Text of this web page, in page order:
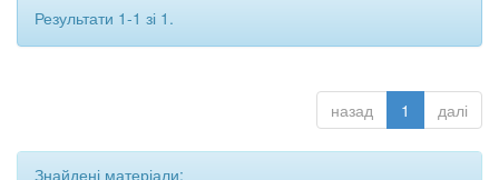
Результати 1-1 зі 1.
назад 1 далі
Знайдені матеріали: